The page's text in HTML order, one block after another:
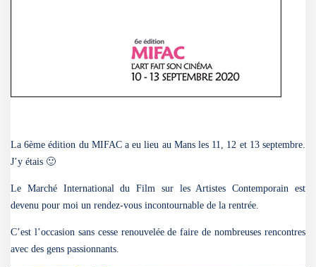
La 6ème édition du MIFAC a eu lieu au Mans les 11, 12 et 13 septembre.
J’y étais 🙂
Le Marché International du Film sur les Artistes Contemporain est
devenu pour moi un rendez-vous incontournable de la rentrée.
C’est l’occasion sans cesse renouvelée de faire de nombreuses rencontres
avec des gens passionnants.